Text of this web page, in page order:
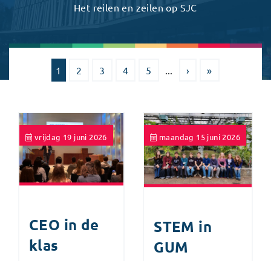
Het reilen en zeilen op SJC
1 2 3 4 5 › »
vrijdag 19 juni 2026
CEO in de
klas
maandag 15 juni 2026
STEM in
GUM